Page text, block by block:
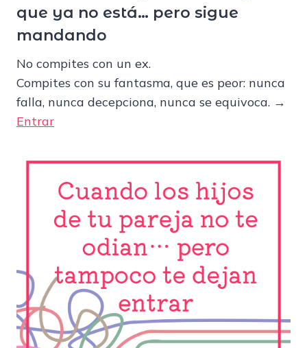
que ya no está… pero sigue
mandando
No compites con un ex.
Compites con su fantasma, que es peor: nunca
falla, nunca decepciona, nunca se equivoca. →
Entrar